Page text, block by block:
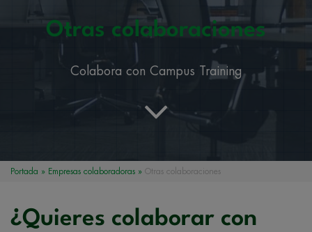
Otras colaboraciones
Colabora con Campus Training
Portada » Empresas colaboradoras » Otras colaboraciones
¿Quieres colaborar con